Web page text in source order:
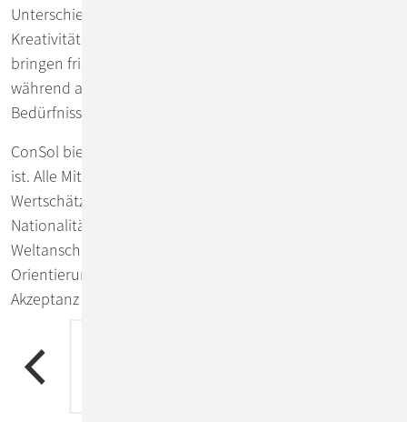
Unterschiedlichkeit ist der Schlüssel zu Flexibilität und
Kreativität im Unternehmen. Bunt gemischte Teams
bringen frische Ideen und innovative Lösungen hervor,
während auch die Anpassung an die vielfältigen
Bedürfnisse unserer Kunden gewährleistet wird.
ConSol bietet ein Arbeitsumfeld, das frei von Vorurteilen
ist. Alle Mitarbeiterinnen und Mitarbeiter erfahren
Wertschätzung - unabhängig von Geschlecht,
Nationalität, ethnischer Herkunft, Religion oder
Weltanschauung, Behinderung, Alter, sexueller
Orientierung und Identität. So schaffen wir ein Klima der
Akzeptanz und des gegenseitigen Vertrauens.